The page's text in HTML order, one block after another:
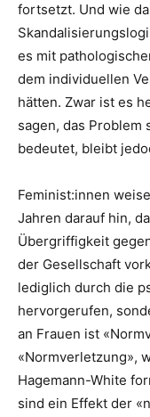
fortsetzt. Und wie
es mit
dem individuellen
hätten. Zwar ist es
sagen, das Problem
bedeutet, bleibt
Feminist:innen
Jahren darauf hin,
Übergriffigkeit
der Gesellschaft
lediglich durch die
hervorgerufen,
an Frauen ist
«Normverletzung»,
Hagemann-White
sind ein Effekt der